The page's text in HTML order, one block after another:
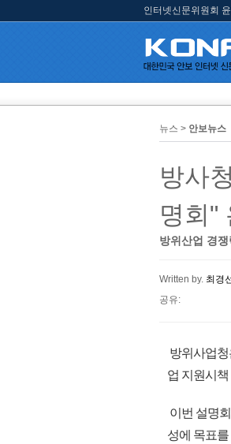
인터넷신문위원회
뉴스 > 안보뉴스
방사
명회"
방위산업 경
Written by. 최경
공유:
방위사업청
업 지원시
이번 설명
성에 목표